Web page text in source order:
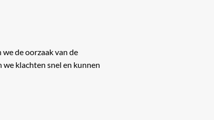
de oorzaak van de
klachten snel en kunnen